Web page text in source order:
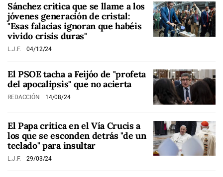
Sánchez critica que se llame a los
jóvenes generación de cristal:
"Esas falacias ignoran que habéis
vivido crisis duras"
L.J.F. 04/12/24
El PSOE tacha a Feijóo de "profeta
del apocalipsis" que no acierta
REDACCIÓN 14/08/24
El Papa critica en el Vía Crucis a
los que se esconden detrás "de un
teclado" para insultar
L.J.F. 29/03/24